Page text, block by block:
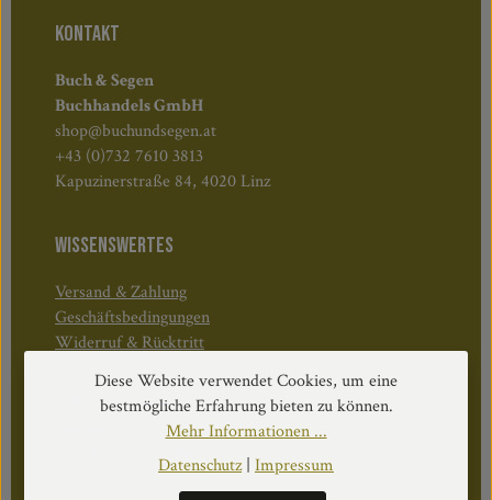
KONTAKT
Buch & Segen
Buchhandels GmbH
shop@buchundsegen.at
+43 (0)732 7610 3813
Kapuzinerstraße 84, 4020 Linz
WISSENSWERTES
Versand & Zahlung
Geschäftsbedingungen
Widerruf & Rücktritt
Öffnungszeiten:
Mo–Do: 08:30–17:00 Uhr
Fr: 08:30–12:30 Uhr
Diese Website verwendet Cookies, um eine
bestmögliche Erfahrung bieten zu können.
Mehr Informationen ...
Datenschutz| Impressum